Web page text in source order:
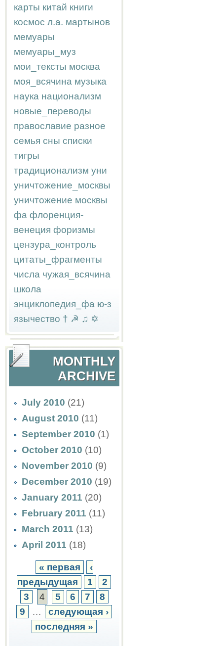
карты китай книги
космос л.а. мартынов
мемуары
мемуары_муз
мои_тексты москва
моя_всячина музыка
наука национализм
новые_переводы
православие разное
семья сны списки
тигры
традиционализм уни
уничтожение_москвы
уничтожение москвы
фа флоренция-
венеция форизмы
цензура_контроль
цитаты_фрагменты
числа чужая_всячина
школа
энциклопедия_фа ю-з
язычество † ☭ ♫ ✡
MONTHLY
ARCHIVE
July 2010 (21)
August 2010 (11)
September 2010 (1)
October 2010 (10)
November 2010 (9)
December 2010 (19)
January 2011 (20)
February 2011 (11)
March 2011 (13)
April 2011 (18)
« первая
‹
предыдущая
1
2
3
4 5 6 7
8
9
…
следующая ›
последняя »